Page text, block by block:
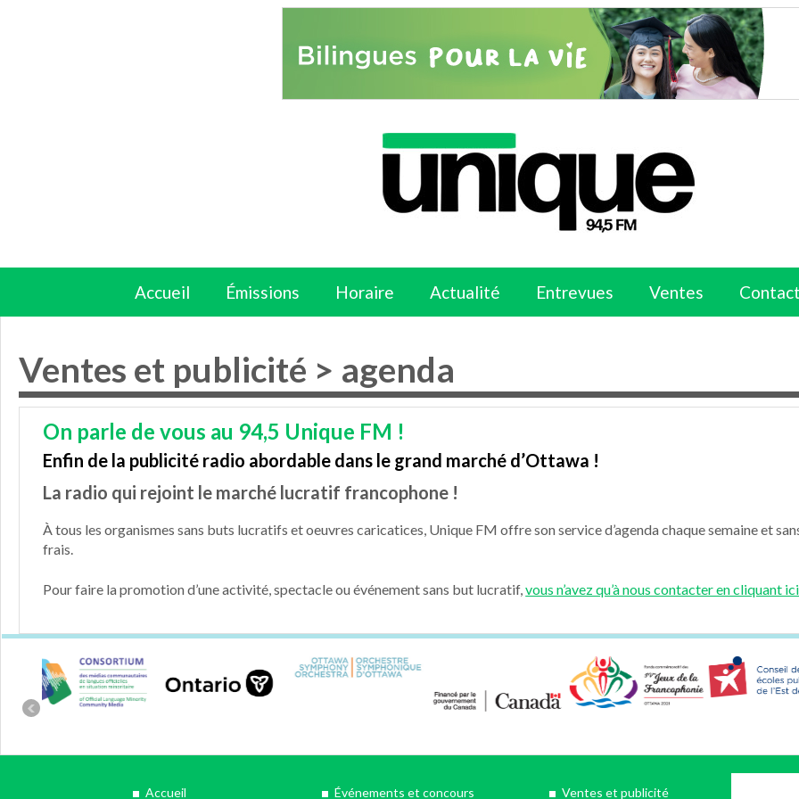
Accueil Émissions Horaire Actualité Entrevues Ventes
Ventes et publicité > agenda
On parle de vous au 94,5 Unique FM !
Enfin de la publicité radio abordable dans le grand marché d’Ottawa !
La radio qui rejoint le marché lucratif francophone !
À tous les organismes sans buts lucratifs et oeuvres caricatices, Unique FM offre son service d’agenda chaque semaine et
frais.
Pour faire la promotion d’une activité, spectacle ou événement sans but lucratif,vous n’avez qu’à nous contacter en cliquant ici
Accueil Événements et concours Ventes et publicité